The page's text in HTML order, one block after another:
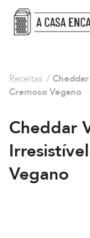
Receitas /
Cremoso Vegano
Cheddar
Vegano